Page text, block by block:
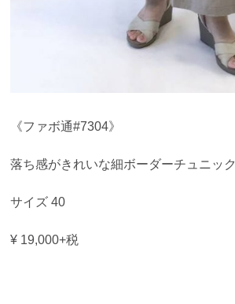
《ファボ通#7304》
落ち感がきれいな細ボーダーチュニック
サイズ 40
¥ 19,000+税